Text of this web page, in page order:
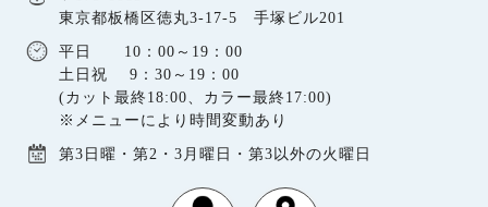
東京都板橋区徳丸3-17-5 手塚ビル201
平日 10：00～19：00
土日祝 9：30～19：00
(カット最終18:00、カラー最終17:00)
※メニューにより時間変動あり
第3日曜・第2・3月曜日・第3以外の火曜日